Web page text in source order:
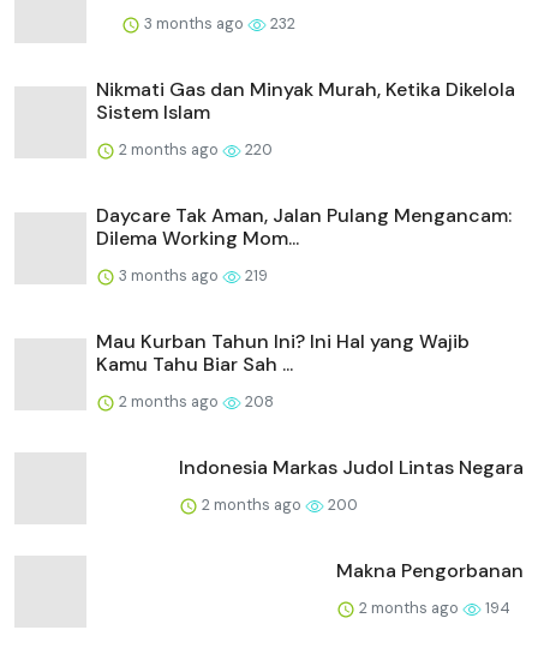
3 months ago 232
Nikmati Gas dan Minyak Murah, Ketika Dikelola
Sistem Islam
2 months ago 220
Daycare Tak Aman, Jalan Pulang Mengancam:
Dilema Working Mom...
3 months ago 219
Mau Kurban Tahun Ini? Ini Hal yang Wajib
Kamu Tahu Biar Sah ...
2 months ago 208
Indonesia Markas Judol Lintas Negara
2 months ago 200
Makna Pengorbanan
2 months ago 194